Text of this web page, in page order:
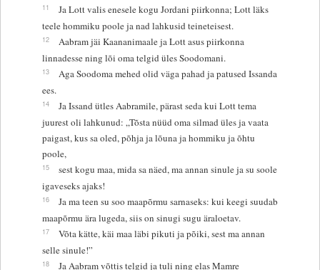
11
Ja Lott valis enesele kogu Jordani piirkonna; Lott läks
teele hommiku poole ja nad lahkusid teineteisest.
12
Aabram jäi Kaananimaale ja Lott asus piirkonna
linnadesse ning lõi oma telgid üles Soodomani.
13
Aga Soodoma mehed olid väga pahad ja patused Issanda
ees.
14
Ja Issand ütles Aabramile, pärast seda kui Lott tema
juurest oli lahkunud: „Tõsta nüüd oma silmad üles ja vaata
paigast, kus sa oled, põhja ja lõuna ja hommiku ja õhtu
poole,
15
sest kogu maa, mida sa näed, ma annan sinule ja su soole
igaveseks ajaks!
16
Ja ma teen su soo maapõrmu sarnaseks: kui keegi suudab
maapõrmu ära lugeda, siis on sinugi sugu äraloetav.
17
Võta kätte, käi maa läbi pikuti ja põiki, sest ma annan
selle sinule!”
18
Ja Aabram võttis telgid ja tuli ning elas Mamre